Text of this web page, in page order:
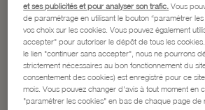
et ses publicités et pour analyser son trafic. Vous
de paramétrage en utilisant le bouton “paramétrer
vos choix sur les cookies. Vous pouvez également
accepter" pour autoriser le dépôt de tous les
le lien "continuer sans accepter", nous ne pourrons
strictement nécessaires au bon fonctionnement du
consentement des cookies) est enregistré pour ce
mois. Vous pouvez changer d'avis à tout moment en
"paramétrer les cookies" en bas de chaque page de